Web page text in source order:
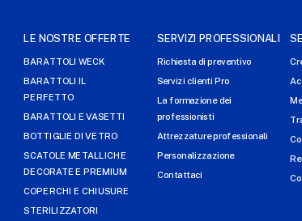
LE NOSTRE OFFERTE
BARATTOLI WECK
BARATTOLI IL
PERFETTO
BARATTOLI E VASETTI
BOTTIGLIE DI VETRO
SCATOLE METALLICHE
DECORATE E PREMIUM
COPERCHI E CHIUSURE
STERILIZZATORI
SERVIZI PROFESSIONALI
Richiesta di preventivo
Servizi clienti Pro
La formazione dei
professionisti
Attrezzature professionali
Personalizzazione
Contattaci